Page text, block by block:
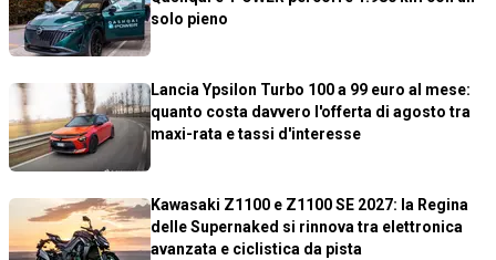
solo pieno
Lancia Ypsilon Turbo 100 a 99 euro al mese:
quanto costa davvero l'offerta di agosto tra
maxi-rata e tassi d'interesse
Kawasaki Z1100 e Z1100 SE 2027: la Regina
delle Supernaked si rinnova tra elettronica
avanzata e ciclistica da pista